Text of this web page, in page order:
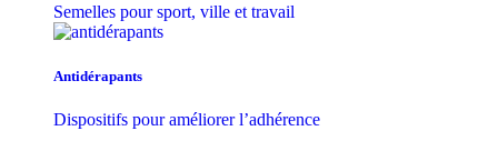
Semelles pour sport, ville et travail
Antidérapants
Dispositifs pour améliorer l’adhérence